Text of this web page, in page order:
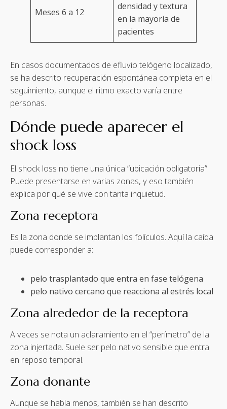
Meses 6 a 12
densidad y textura
en la mayoría de
pacientes
En casos documentados de efluvio telógeno localizado,
se ha descrito recuperación espontánea completa en el
seguimiento, aunque el ritmo exacto varía entre
personas.
Dónde puede aparecer el
shock loss
El shock loss no tiene una única “ubicación obligatoria”.
Puede presentarse en varias zonas, y eso también
explica por qué se vive con tanta inquietud.
Zona receptora
Es la zona donde se implantan los folículos. Aquí la caída
puede corresponder a:
pelo trasplantado que entra en fase telógena
pelo nativo cercano que reacciona al estrés local
Zona alrededor de la receptora
A veces se nota un aclaramiento en el “perímetro” de la
zona injertada. Suele ser pelo nativo sensible que entra
en reposo temporal.
Zona donante
Aunque se habla menos, también se han descrito